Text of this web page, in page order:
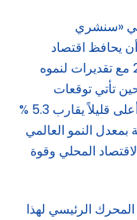
في «سنشري
يحافظ اقتصاد
الإمارات على زخم قوي خلال عام 2026 مع تقديرات لنموه
حين تأتي توقعات
مصرف الإمارات المركزي عند مستوى أعلى قليلاً يقارب 5.3 %
النمو العالمي
متانة الاقتصاد المحلي وقوة
الرئيسي لهذا